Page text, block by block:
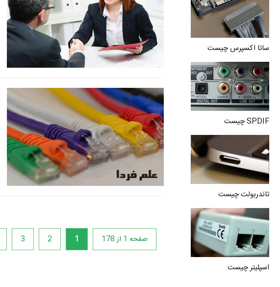
ساتا اکسپرس چیست
SPDIF چیست
تاندربولت چیست
اسپلیتر چیست
صفحه 1 از 178 1
2
3